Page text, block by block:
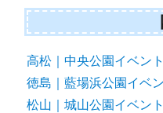
高松｜中央公園イベント
徳島｜藍場浜公園イベ
松山｜城山公園イベント